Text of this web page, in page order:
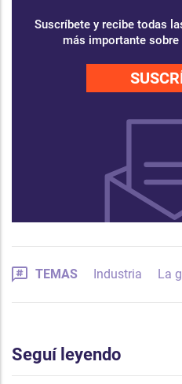
Suscríbete y recibe todas
más importante sobre
TEMAS Industria La
Seguí leyendo